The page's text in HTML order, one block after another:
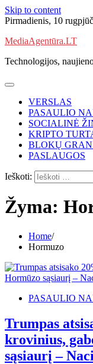
Skip to content
Pirmadienis, 10
MediaAgentūra.LT
Technologijos,
VERSLAS
PASAULIO
SOCIALINĖ
KRIPTO
BLOKŲ
PASLAUGOS
Ieškoti:
Žyma:
Home
Hormuzo
PASAULIO
Trumpas
krovinius,
sąsiaurį –